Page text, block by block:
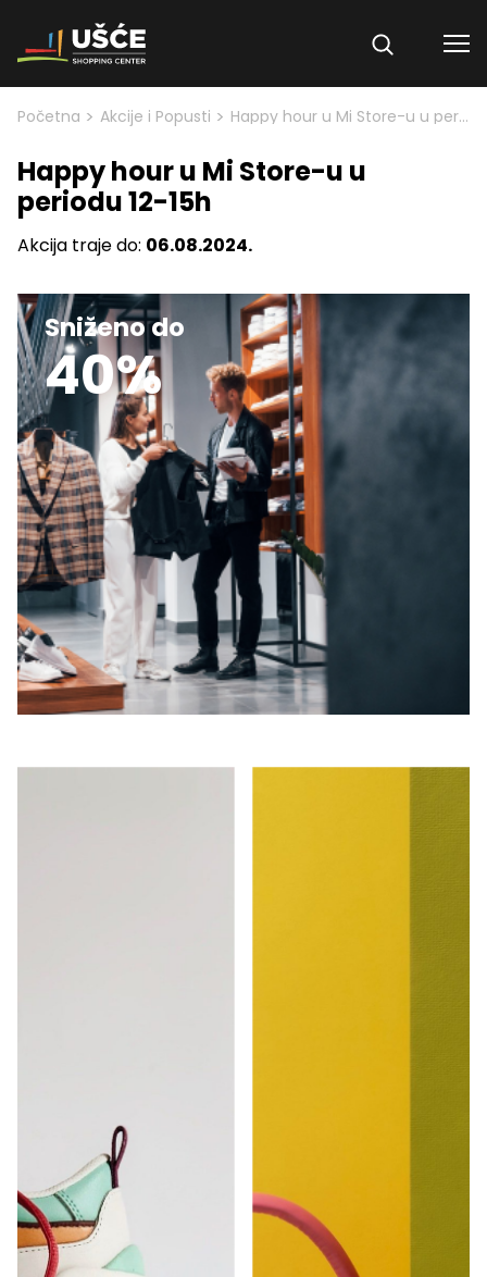
Skip to content
Početna > Akcije i Popusti > Happy hour u Mi Store-u u periodu 12-15h
Happy hour u Mi Store-u u
periodu 12-15h
Akcija traje do: 06.08.2024.
Sniženo do
40%